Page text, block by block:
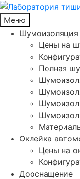
Меню
Шумоизоляция
Цены на
Полная
Оклейка
Цены на
Дооснащение